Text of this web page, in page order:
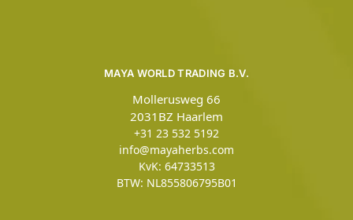
MAYA WORLD TRADING B.V.
Mollerusweg 66
2031BZ Haarlem
+31 23 532 5192
info@mayaherbs.com
KvK: 64733513
BTW: NL855806795B01